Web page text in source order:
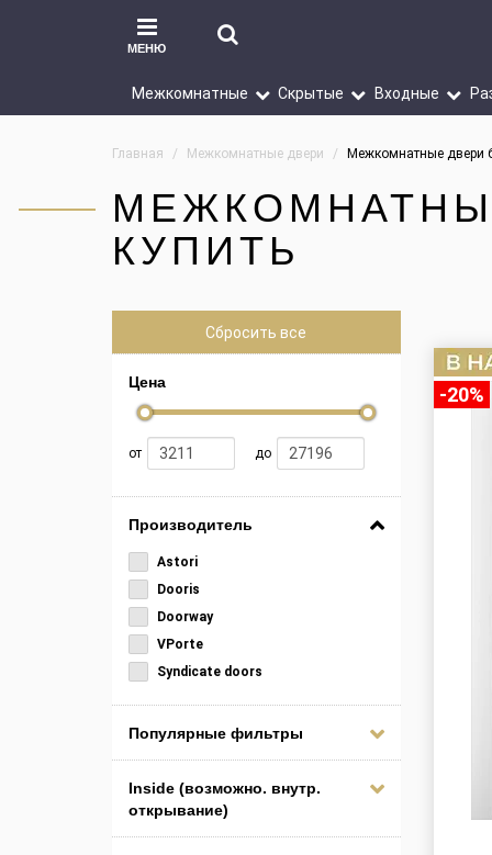
МЕНЮ
Межкомнатные Скрытые Входные
Главная Межкомнатные двери Межкомнатные двери
КУПИТЬ
Сбросить все
Цена
от до
Производитель
Astori
Dooris
Doorway
VPorte
Syndicate doors
Популярные фильтры
Inside (возможно. внутр.
открывание)
-20%